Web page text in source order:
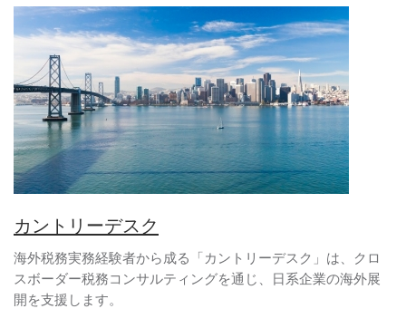
カントリーデスク
海外税務実務経験者から成る「カントリーデスク」は、クロ
スボーダー税務コンサルティングを通じ、日系企業の海外展
開を支援します。